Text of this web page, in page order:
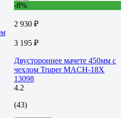
-8%
2 930 ₽
3 195 ₽
Двустороннее мачете 450мм с
чехлом Truper MACH-18Х
13098
4.2
(43)